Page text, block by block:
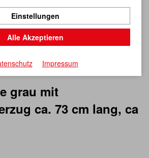
grau mit
ca. 73 cm lang, ca
Einstellungen
Alle Akzeptieren
Impressum